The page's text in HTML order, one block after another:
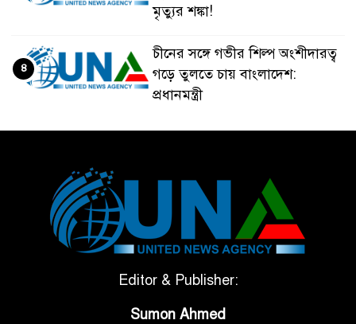
মৃত্যুর শঙ্কা!
চীনের সঙ্গে গভীর শিল্প অংশীদারত্ব
গড়ে তুলতে চায় বাংলাদেশ:
প্রধানমন্ত্রী
৪
টানা ৩ ম্যাচে গোল ভিনির, ইতিহাস
বলছে বিশ্বকাপ জিতবে ব্রাজিল
সরকারি ৩শ কেজি বই বিক্রির
Editor & Publisher:
Sumon Ahmed